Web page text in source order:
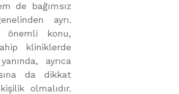
de bağımsız
ayrı.
önemli konu,
kliniklerde
ayrıca
da dikkat
olmalıdır.